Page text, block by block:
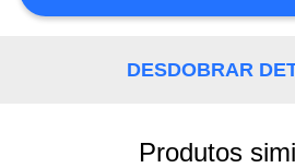
DESDOBRAR
Produtos